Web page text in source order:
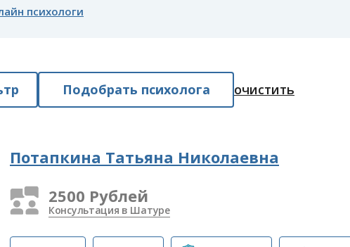
психологи
Подобрать психолога очистить
Потапкина Татьяна Николаевна
2500 Рублей
Консультация в Шатуре